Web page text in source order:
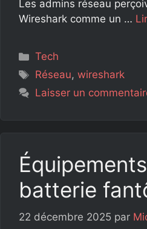
Les admins réseau
Wireshark comme un …
Catégories
Tech
Étiquettes
Réseau,wireshark
Laisser un
batterie
22 décembre 2025 par